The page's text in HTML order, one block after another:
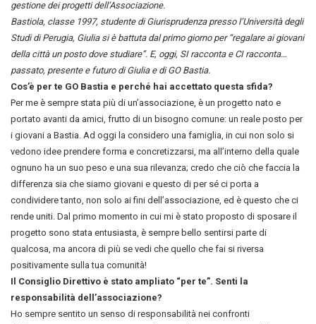
gestione dei progetti dell’Associazione.
Bastiola, classe 1997, studente di Giurisprudenza presso l’Università degli
Studi di Perugia, Giulia si è battuta dal primo giorno per “regalare ai giovani
della città un posto dove studiare”. E, oggi, SI racconta e CI racconta…
passato, presente e futuro di Giulia e di GO Bastia.
Cos’è per te GO Bastia e perché hai accettato questa sfida?
Per me è sempre stata più di un’associazione, è un progetto nato e
portato avanti da amici, frutto di un bisogno comune: un reale posto per
i giovani a Bastia. Ad oggi la considero una famiglia, in cui non solo si
vedono idee prendere forma e concretizzarsi, ma all’interno della quale
ognuno ha un suo peso e una sua rilevanza; credo che ciò che faccia la
differenza sia che siamo giovani e questo di per sé ci porta a
condividere tanto, non solo ai fini dell’associazione, ed è questo che ci
rende uniti. Dal primo momento in cui mi è stato proposto di sposare il
progetto sono stata entusiasta, è sempre bello sentirsi parte di
qualcosa, ma ancora di più se vedi che quello che fai si riversa
positivamente sulla tua comunità!
Il Consiglio Direttivo è stato ampliato “per te”. Senti la
responsabilità dell’associazione?
Ho sempre sentito un senso di responsabilità nei confronti